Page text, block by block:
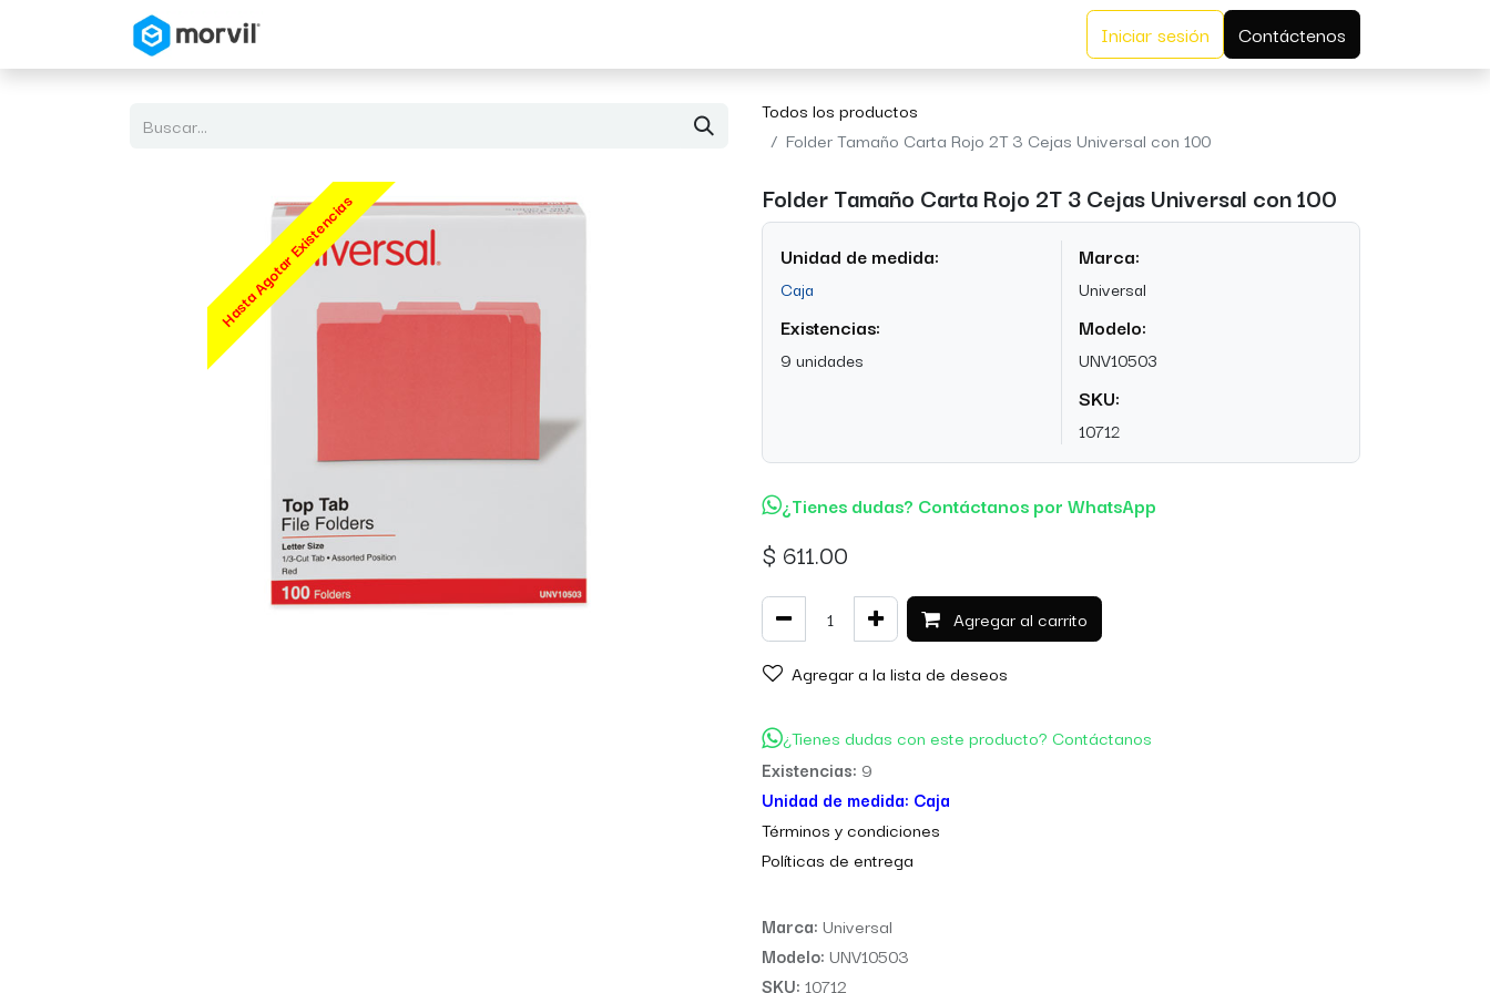
Iniciar sesión Contáctenos
Todos los productos
Folder Tamaño Carta Rojo 2T 3 Cejas Universal con 100
Hasta Agotar Existencias Folder Tamaño Carta Rojo 2T 3 Cejas Universal con 100
Unidad de medida:
Caja
Existencias:
9 unidades
Marca:
Universal
Modelo:
UNV10503
SKU:
10712
¿Tienes dudas? Contáctanos por WhatsApp
$ 611.00
Agregar al carrito
Agregar a la lista de deseos
¿Tienes dudas con este producto? Contáctanos
Existencias: 9
Unidad de medida: Caja
Términos y condiciones
Políticas de entrega
Marca: Universal
Modelo: UNV10503
SKU: 10712